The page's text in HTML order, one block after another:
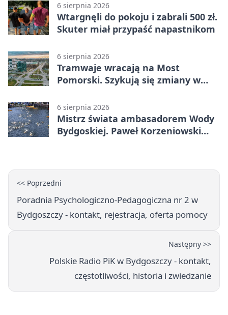
6 sierpnia 2026
Wtargnęli do pokoju i zabrali 500 zł.
Skuter miał przypaść napastnikom
6 sierpnia 2026
Tramwaje wracają na Most
Pomorski. Szykują się zmiany w
6 sierpnia 2026
Mistrz świata ambasadorem Wody
Bydgoskiej. Paweł Korzeniowski
<< Poprzedni
Poradnia Psychologiczno-Pedagogiczna nr 2 w
Bydgoszczy - kontakt, rejestracja, oferta pomocy
Następny >>
Polskie Radio PiK w Bydgoszczy - kontakt,
częstotliwości, historia i zwiedzanie